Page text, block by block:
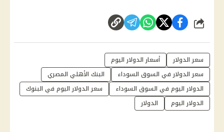
شارك
سعر الدولار
أسعار الدولار اليوم
سعر الدولار في السوق السوداء
البنك الأهلي المصري
الدولار اليوم في السوق السوداء
سعر الدولار اليوم في البنوك
الدولار اليوم
الدولار